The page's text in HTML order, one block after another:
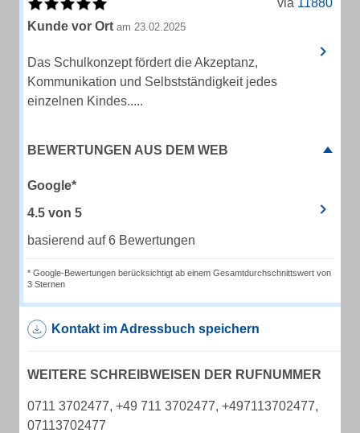
via 11880
Kunde vor Ort am 23.02.2025
Das Schulkonzept fördert die Akzeptanz,
Kommunikation und Selbstständigkeit jedes
einzelnen Kindes.....
BEWERTUNGEN AUS DEM WEB
Google*
4.5 von 5
basierend auf 6 Bewertungen
* Google-Bewertungen berücksichtigt ab einem Gesamtdurchschnittswert von
3 Sternen
Kontakt im Adressbuch speichern
WEITERE SCHREIBWEISEN DER RUFNUMMER
0711 3702477, +49 711 3702477, +497113702477,
07113702477